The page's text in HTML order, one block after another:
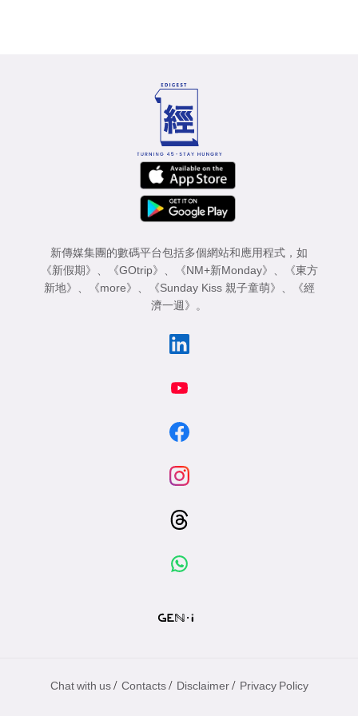
新傳媒集團的數碼平台包括多個網站和應用程式，如
《新假期》
《GOtrip》 《NM+新Monday》
《東方
新地》
《more》 《Sunday Kiss 親子童萌》
《經
濟一週》
。
Chat with us / Contacts / Disclaimer / Privacy Policy